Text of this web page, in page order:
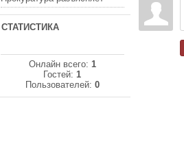
СТАТИСТИКА
Онлайн всего: 1
Гостей:1
Пользователей: 0